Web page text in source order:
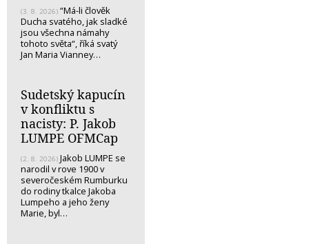
(3. 8. 2026) “Má-li člověk
Ducha svatého, jak sladké
jsou všechna námahy
tohoto světa“, říká svatý
Jan Maria Vianney…
Sudetský kapucín
v konfliktu s
nacisty: P. Jakob
LUMPE OFMCap
(2. 8. 2026) Jakob LUMPE se
narodil v rove 1900 v
severočeském Rumburku
do rodiny tkalce Jakoba
Lumpeho a jeho ženy
Marie, byl…